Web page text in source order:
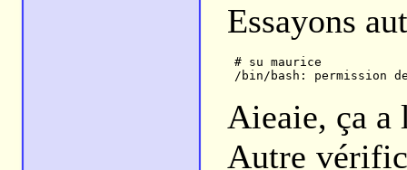
Essayons
# su maurice
Aieaie, ça a
Autre